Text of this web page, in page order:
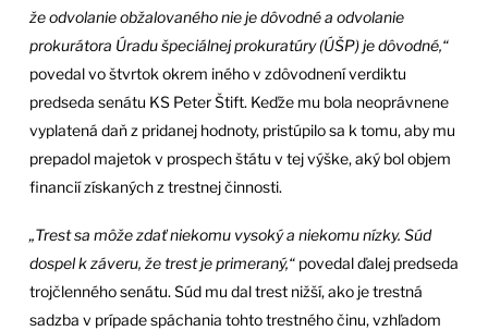
že odvolanie obžalovaného nie je dôvodné a odvolanie
prokurátora Úradu špeciálnej prokuratúry (ÚŠP) je dôvodné,“
povedal vo štvrtok okrem iného v zdôvodnení verdiktu
predseda senátu KS Peter Štift. Keďže mu bola neoprávnene
vyplatená daň z pridanej hodnoty, pristúpilo sa k tomu, aby mu
prepadol majetok v prospech štátu v tej výške, aký bol objem
financií získaných z trestnej činnosti.
„Trest sa môže zdať niekomu vysoký a niekomu nízky. Súd
dospel k záveru, že trest je primeraný,“povedal ďalej predseda
trojčlenného senátu. Súd mu dal trest nižší, ako je trestná
sadzba v prípade spáchania tohto trestného činu, vzhľadom